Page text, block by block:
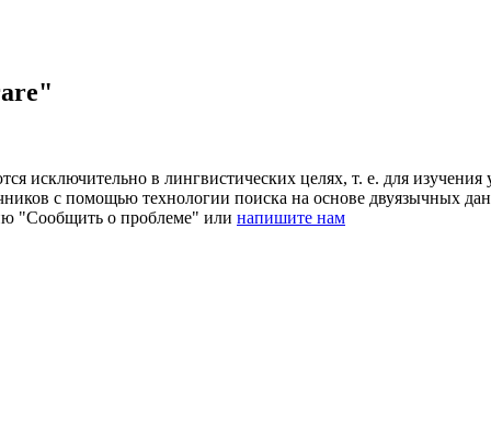
исключительно в лингвистических целях, т. е. для
с помощью технологии поиска на основе двуязычных
"Сообщить о проблеме" или напишите нам